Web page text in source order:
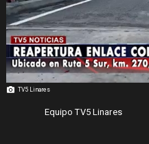
TV5 Linares
Equipo TV5 Linares